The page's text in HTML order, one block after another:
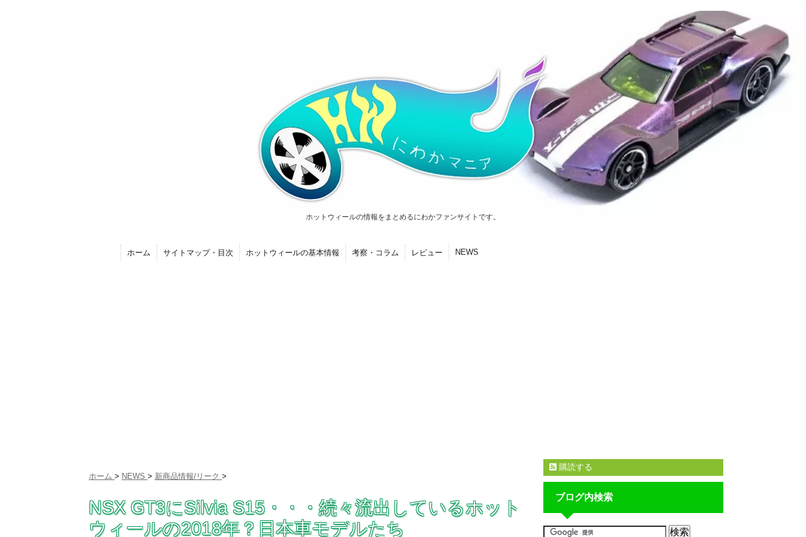
ホットウィールの情報をまとめるにわかファンサイトです。
ホーム サイトマップ・目次 ホットウィールの基本情報 考察・コラム レビュー NEWS
ホーム > NEWS > 新商品情報/リーク >
NSX GT3にSilvia S15・・・続々流出しているホット
ウィールの2018年？日本車モデルたち
購読する
ブログ内検索